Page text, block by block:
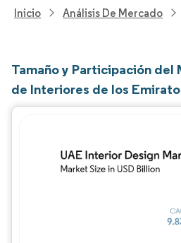
Inicio Análisis De Mercado
Tamaño y Participación del
de Interiores de los